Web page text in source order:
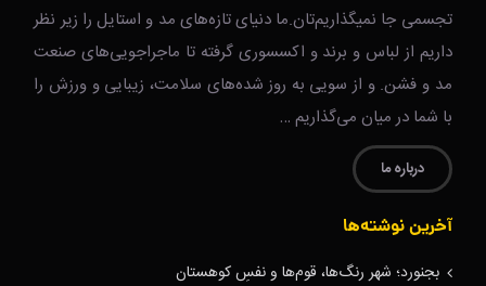
تجسمی جا نمیگذاریم‌تان.ما دنیای تازه‌های مد و استایل را زیر نظر
داریم از لباس و برند و اکسسوری گرفته تا ماجراجویی‌های صنعت
مد و فشن. و از سویی به روز شده‌های سلامت، زیبایی و ورزش را
با شما در میان می‌گذاریم …
درباره ما
آخرین نوشته‌ها
بجنورد؛ شهر رنگ‌ها، قوم‌ها و نفسِ کوهستان